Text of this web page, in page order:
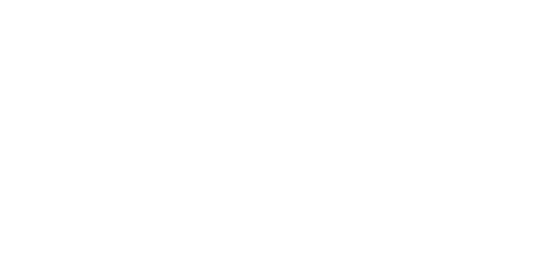
de confidentialité, en garantissant la conformité avec les réglementations. Personnalisez vos préférences pour